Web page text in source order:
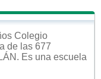
Colegio
de las 677
. Es una escuela